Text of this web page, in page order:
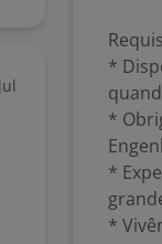
*
*
*
*